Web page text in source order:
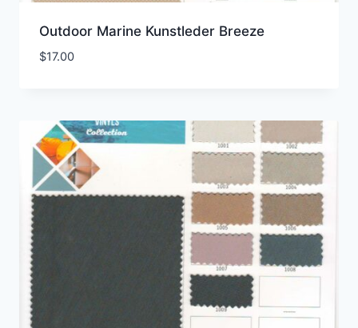
Outdoor Marine Kunstleder Breeze
$17.00